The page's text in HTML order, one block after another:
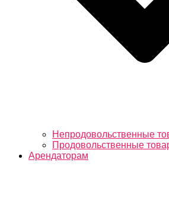
Непродовольственные
Продовольственные
Арендаторам